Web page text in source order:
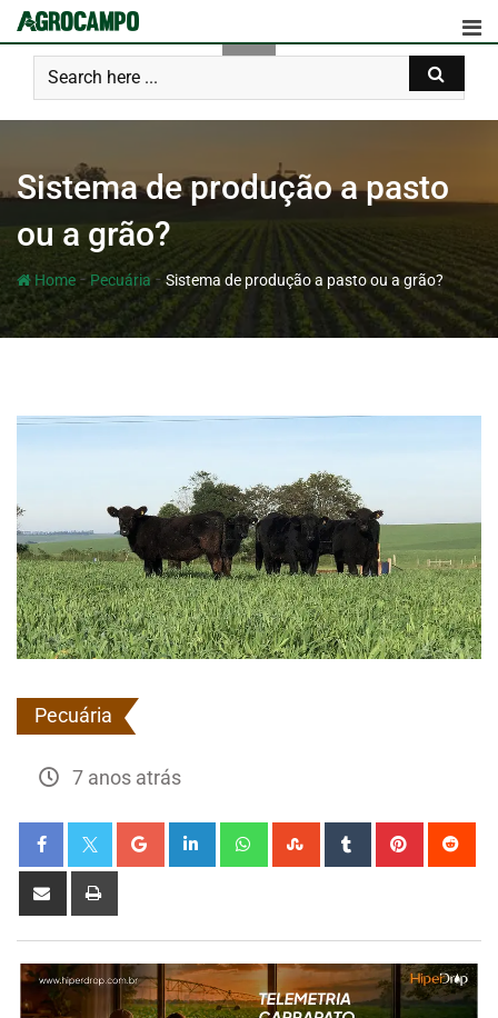
Sistema de produção a pasto
ou a grão?
Home-Pecuária-Sistema de produção a pasto ou a grão?
Pecuária
7 anos atrás